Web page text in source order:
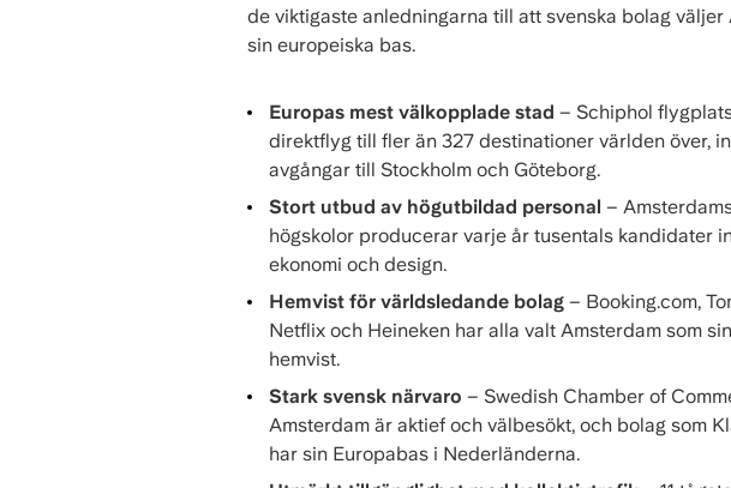
de viktigaste anledningarna till att svenska bolag väljer
sin europeiska bas.
Europas mest välkopplade stad – Schiphol
direktflyg till fler än 327 destinationer världen över,
avgångar till Stockholm och Göteborg.
Stort utbud av högutbildad personal –
högskolor producerar varje år tusentals kandidater
ekonomi och design.
Hemvist för världsledande bolag – Booking.com,
Netflix och Heineken har alla valt Amsterdam som
hemvist.
Stark svensk närvaro – Swedish Chamber of
Amsterdam är aktief och välbesökt, och bolag som
har sin Europabas i Nederländerna.